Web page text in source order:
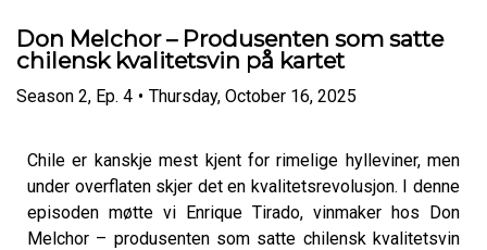
Don Melchor – Produsenten som satte
chilensk kvalitetsvin på kartet
Season 2, Ep. 4 • Thursday, October 16, 2025
Chile er kanskje mest kjent for rimelige hylleviner, men
under overflaten skjer det en kvalitetsrevolusjon. I denne
episoden møtte vi Enrique Tirado, vinmaker hos Don
Melchor – produsenten som satte chilensk kvalitetsvin